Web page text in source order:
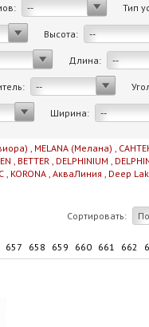
-- Тип
Высота: --
Длина: --
--
Ширина: --
, MELANA (Мелана) ,
, BETTER , DELPHINIUM ,
, KORONA , АкваЛиния , Deep
Сортировать:
657 658 659 660 661 662